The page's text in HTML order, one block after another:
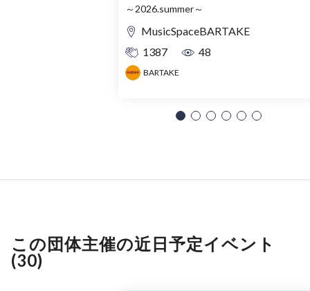
～2026.summer～
MusicSpaceBARTAKE
1387
48
BARTAKE
この団体主催の近日予定イベント
(30)